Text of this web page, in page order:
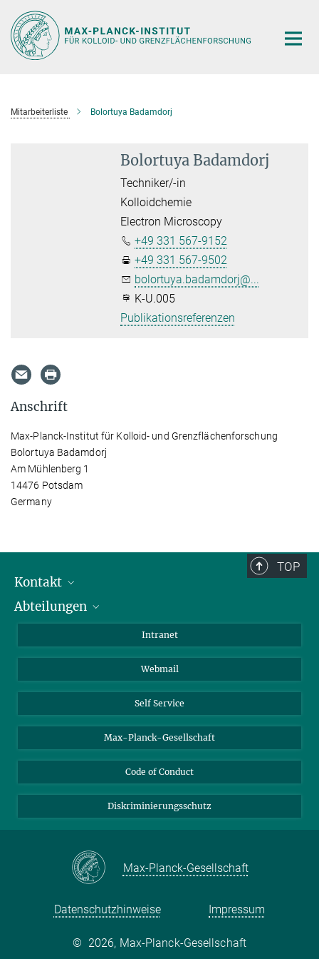
Hauptinhalt
Mitarbeiterliste Bolortuya Badamdorj
Bolortuya Badamdorj
Techniker/-in
Kolloidchemie
Electron Microscopy
+49 331 567-9152
+49 331 567-9502
bolortuya.badamdorj@...
K-U.005
Publikationsreferenzen
Anschrift
Max-Planck-Institut für Kolloid- und Grenzflächenforschung
Bolortuya Badamdorj
Am Mühlenberg 1
14476 Potsdam
Germany
TOP
Kontakt
Mitarbeiterverzeichnis
Abteilungen
Kolloidchemie
Nachhaltige und Bio-inspirierte Materialien
Intranet
Webmail
Self Service
Max-Planck-Gesellschaft
Code of Conduct
Diskriminierungsschutz
Max-Planck-Gesellschaft
Datenschutzhinweise Impressum
© 2026, Max-Planck-Gesellschaft